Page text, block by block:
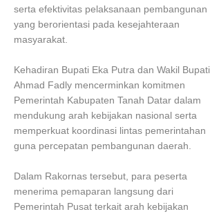
serta efektivitas pelaksanaan pembangunan
yang berorientasi pada kesejahteraan
masyarakat.
Kehadiran Bupati Eka Putra dan Wakil Bupati
Ahmad Fadly mencerminkan komitmen
Pemerintah Kabupaten Tanah Datar dalam
mendukung arah kebijakan nasional serta
memperkuat koordinasi lintas pemerintahan
guna percepatan pembangunan daerah.
Dalam Rakornas tersebut, para peserta
menerima pemaparan langsung dari
Pemerintah Pusat terkait arah kebijakan